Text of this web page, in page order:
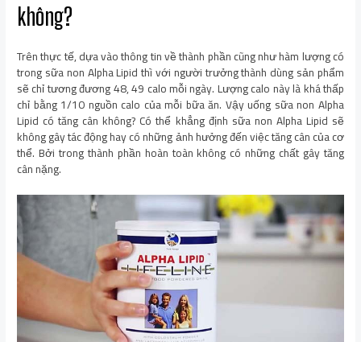
không?
Trên thực tế, dựa vào thông tin về thành phần cũng như hàm lượng có
trong sữa non Alpha Lipid thì với người trưởng thành dùng sản phẩm
sẽ chỉ tương đương 48, 49 calo mỗi ngày. Lượng calo này là khá thấp
chỉ bằng 1/10 nguồn calo của mỗi bữa ăn. Vậy uống sữa non Alpha
Lipid có tăng cân không? Có thể khẳng định sữa non Alpha Lipid sẽ
không gây tác động hay có những ảnh hưởng đến việc tăng cân của cơ
thể. Bởi trong thành phần hoàn toàn không có những chất gây tăng
cân nặng.